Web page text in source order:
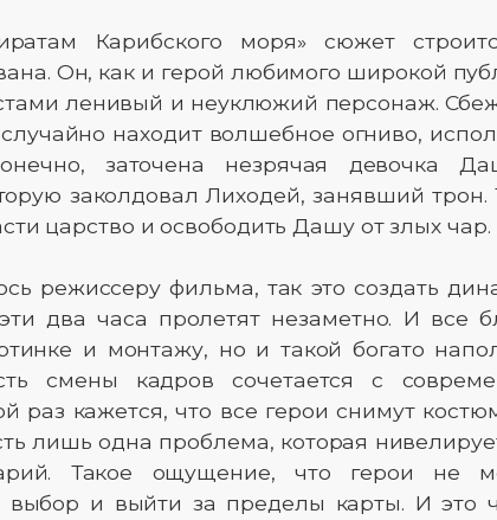
Карибского моря» сюжет
Он, как и герой любимого широкой
ленивый и неуклюжий персонаж.
находит волшебное огниво,
заточена незрячая девочка
заколдовал Лиходей, занявший трон.
царство и освободить Дашу от злых чар.
режиссеру фильма, так это создать
два часа пролетят незаметно. И все
и монтажу, но и такой богато
смены кадров сочетается с
раз кажется, что все герои снимут
лишь одна проблема, которая
Такое ощущение, что герои не
выбор и выйти за пределы карты. И это